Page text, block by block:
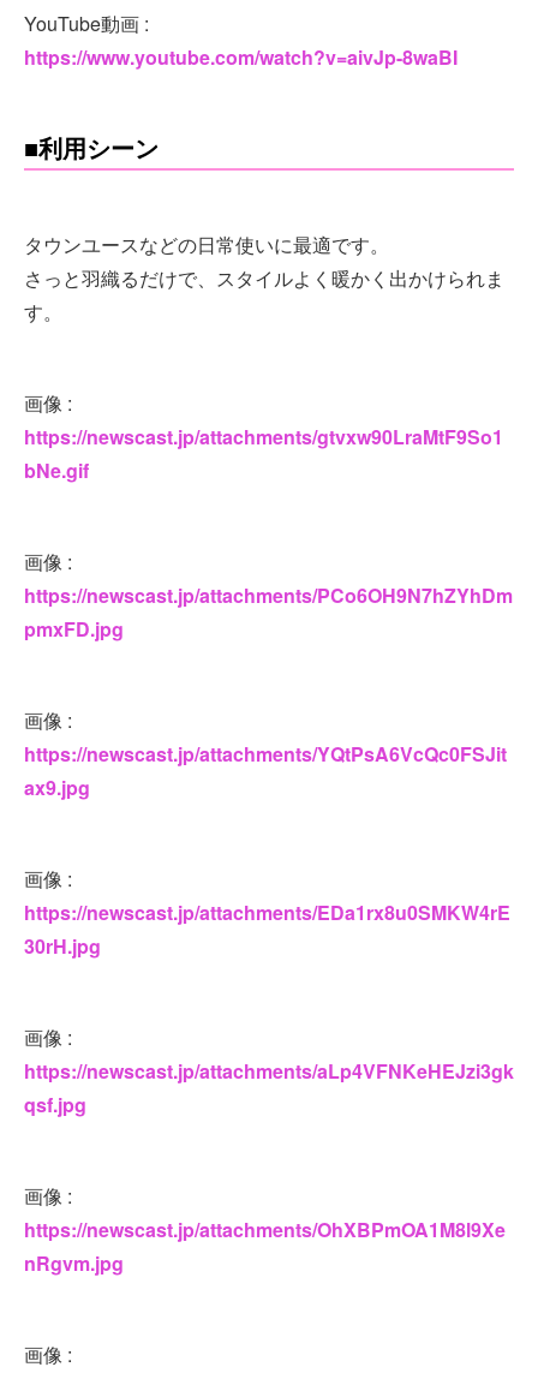
YouTube動画 :
https://www.youtube.com/watch?v=aivJp-8waBI
■利用シーン
タウンユースなどの日常使いに最適です。
さっと羽織るだけで、スタイルよく暖かく出かけられま
す。
画像 :
https://newscast.jp/attachments/gtvxw90LraMtF9So1
bNe.gif
画像 :
https://newscast.jp/attachments/PCo6OH9N7hZYhDm
pmxFD.jpg
画像 :
https://newscast.jp/attachments/YQtPsA6VcQc0FSJit
ax9.jpg
画像 :
https://newscast.jp/attachments/EDa1rx8u0SMKW4rE
30rH.jpg
画像 :
https://newscast.jp/attachments/aLp4VFNKeHEJzi3gk
qsf.jpg
画像 :
https://newscast.jp/attachments/OhXBPmOA1M8l9Xe
nRgvm.jpg
画像 :